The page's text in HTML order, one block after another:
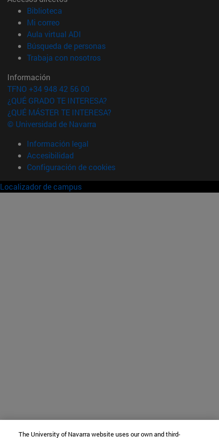
Biblioteca
Mi correo(abre en nueva ventana)
Aula virtual ADI
Búsqueda de personas(abre en nueva ventana)
Trabaja con nosotros(abre en nueva ventana)
Información
TFNO +34 948 42 56 00
¿QUÉ GRADO TE INTERESA?
¿QUÉ MÁSTER TE INTERESA?
© Universidad de Navarra
Información legal
Accesibilidad
Configuración de cookies
Localizador de campus
The University of Navarra website uses our own and third-